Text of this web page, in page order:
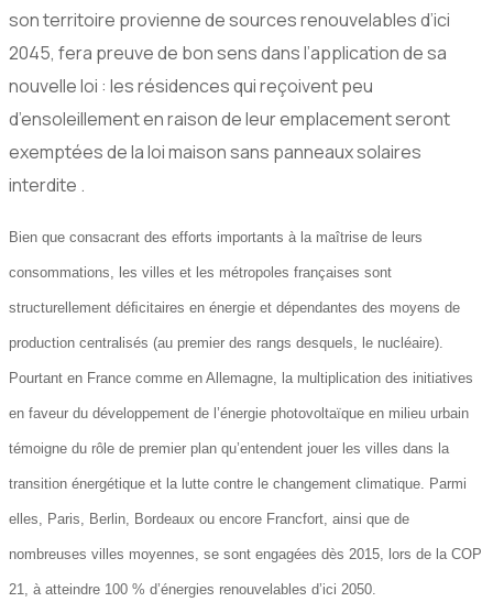
son territoire provienne de sources renouvelables d’ici
2045, fera preuve de bon sens dans l’application de sa
nouvelle loi : les résidences qui reçoivent peu
d’ensoleillement en raison de leur emplacement seront
exemptées de la loi maison sans panneaux solaires
interdite .
Bien que consacrant des efforts importants à la maîtrise de leurs
consommations, les villes et les métropoles françaises sont
structurellement déﬁcitaires en énergie et dépendantes des moyens de
production centralisés (au premier des rangs desquels, le nucléaire).
Pourtant en France comme en Allemagne, la multiplication des initiatives
en faveur du développement de l’énergie photovoltaïque en milieu urbain
témoigne du rôle de premier plan qu’entendent jouer les villes dans la
transition énergétique et la lutte contre le changement climatique. Parmi
elles, Paris, Berlin, Bordeaux ou encore Francfort, ainsi que de
nombreuses villes moyennes, se sont engagées dès 2015, lors de la COP
21, à atteindre 100 % d’énergies renouvelables d’ici 2050.